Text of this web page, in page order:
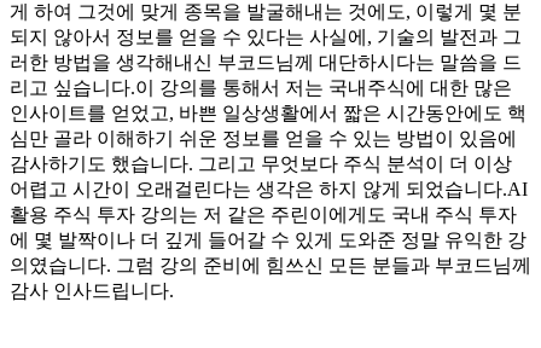
게 하여 그것에 맞게 종목을 발굴해내는 것에도, 이렇게 몇 분
되지 않아서 정보를 얻을 수 있다는 사실에, 기술의 발전과 그
러한 방법을 생각해내신 부코드님께 대단하시다는 말씀을 드
리고 싶습니다.이 강의를 통해서 저는 국내주식에 대한 많은
인사이트를 얻었고, 바쁜 일상생활에서 짧은 시간동안에도 핵
심만 골라 이해하기 쉬운 정보를 얻을 수 있는 방법이 있음에
감사하기도 했습니다. 그리고 무엇보다 주식 분석이 더 이상
어렵고 시간이 오래걸린다는 생각은 하지 않게 되었습니다.AI
활용 주식 투자 강의는 저 같은 주린이에게도 국내 주식 투자
에 몇 발짝이나 더 깊게 들어갈 수 있게 도와준 정말 유익한 강
의였습니다. 그럼 강의 준비에 힘쓰신 모든 분들과 부코드님께
감사 인사드립니다.